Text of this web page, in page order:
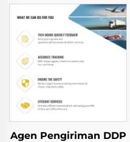
Agen Pengiriman DDP